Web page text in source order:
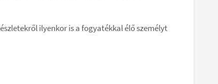
ilyenkor is a fogyatékkal élő személyt